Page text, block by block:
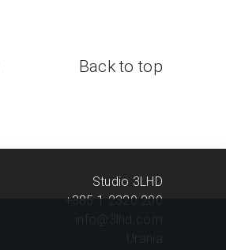
Back to top
Studio 3LHD
+385 1 2320 200